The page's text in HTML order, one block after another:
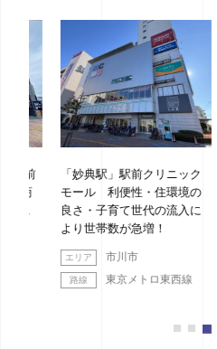
「妙典駅」駅前クリニック
モール 利便性・住環境の
良さ・子育て世代の流入に
より世帯数が急増！
市川市
東京メトロ東西線